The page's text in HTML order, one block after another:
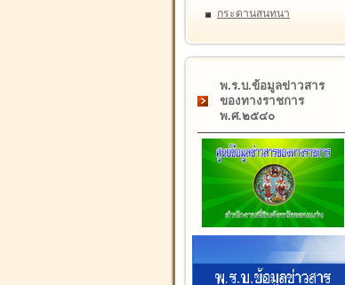
กระดานสนทนา
พ.ร.บ.ข้อมูลข่าวสาร
ของทางราชการ
พ.ศ.๒๕๔๐